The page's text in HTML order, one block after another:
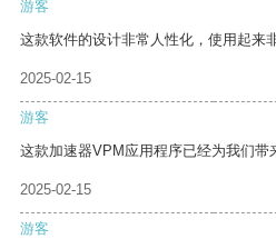
游客
这款软件的设计非常人性化，使用起来
2025-02-15
游客
这款加速器VPM应用程序已经为我们带
2025-02-15
游客